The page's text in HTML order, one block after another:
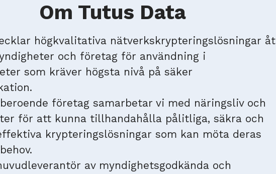
Om Tutus Data
högkvalitativa nätverkskrypteringslösningar åt
och företag för användning i
som kräver högsta nivå på säker
företag samarbetar vi med näringsliv och
för att kunna tillhandahålla pålitliga, säkra och
krypteringslösningar som kan möta deras
av myndighetsgodkända och